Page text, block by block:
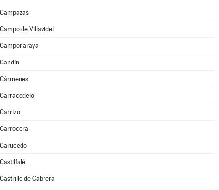
Campazas
Campo de Villavidel
Camponaraya
Candín
Cármenes
Carracedelo
Carrizo
Carrocera
Carucedo
Castilfalé
Castrillo de Cabrera